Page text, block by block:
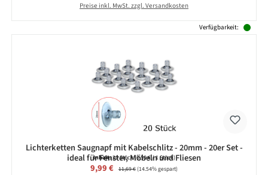
Preise inkl. MwSt. zzgl. Versandkosten
Verfügbarkeit:
Lichterketten Saugnapf mit Kabelschlitz - 20mm - 20er Set -
ideal für Fenster, Möbeln und Fliesen
Inhalt:20 Stück(0,50 € / 1 Stück)
Verkaufspreis:
9,99 € Regulärer Preis:
11,69 €(14.54% gespart)